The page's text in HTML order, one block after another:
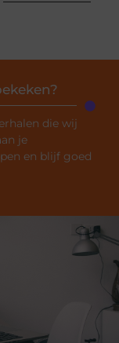
die wij
je
en blijf goed